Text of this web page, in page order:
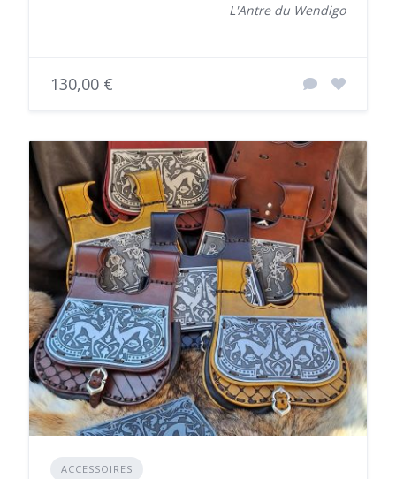
L'Antre du Wendigo
130,00 €
ACCESSOIRES